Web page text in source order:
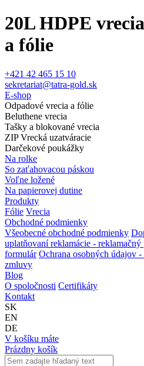
20L HDPE
a fólie
+421 42 465 15 10
sekretariat@tatra-gold.sk
E-shop
Odpadové vrecia a fólie
Beluthene vrecia
Tašky a blokované vrecia
ZIP Vrecká uzatváracie
Darčekové poukážky
Na rolke
So zaťahovacou páskou
Voľne ložené
Na papierovej dutine
Produkty
Fólie Vrecia
Obchodné podmienky
Všeobecné obchodné podmienky
uplatňovaní reklamácie - reklamačný
formulár Ochrana osobných údajov
zmluvy
Blog
O spoločnosti Certifikáty
Kontakt
SK
EN
DE
V košíku máte
Prázdny košík